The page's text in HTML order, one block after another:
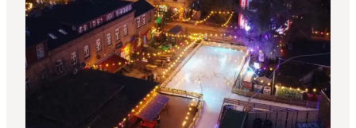
Oplevelser
Overnatning
Planlæg ferien